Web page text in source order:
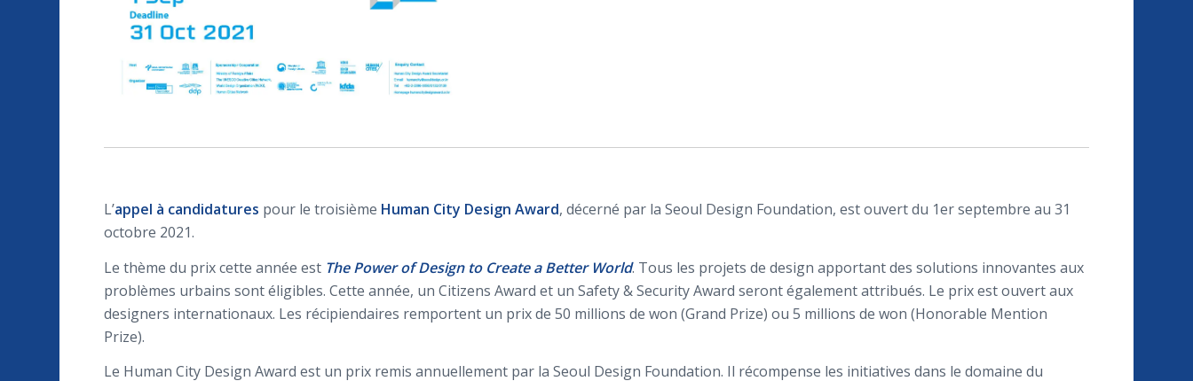
L’appel à candidatures pour le troisième Human City Design Award, décerné par la Seoul Design Foundation, est ouvert du 1er septembre au 31
octobre 2021.
Le thème du prix cette année est The Power of Design to Create a Better World. Tous les projets de design apportant des solutions innovantes aux
problèmes urbains sont éligibles. Cette année, un Citizens Award et un Safety & Security Award seront également attribués. Le prix est ouvert aux
designers internationaux. Les récipiendaires remportent un prix de 50 millions de won (Grand Prize) ou 5 millions de won (Honorable Mention
Prize).
Le Human City Design Award est un prix remis annuellement par la Seoul Design Foundation. Il récompense les initiatives dans le domaine du